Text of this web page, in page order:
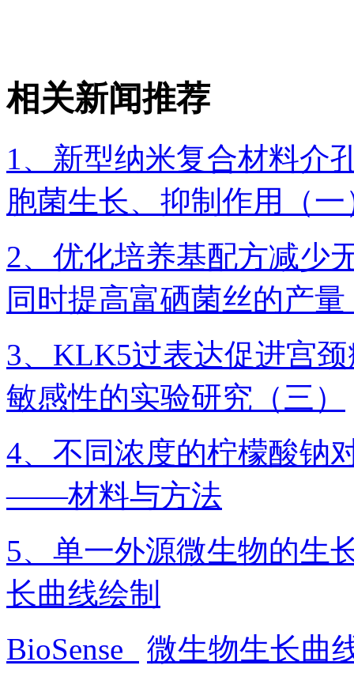
相关新闻推荐
1、新型纳米复合材料介
胞菌生长、抑制作用（一
2、优化培养基配方减少
同时提高富硒菌丝的产
3、​KLK5过表达促进宫
敏感性的实验研究（三）
4、不同浓度的柠檬酸钠
——材料与方法
5、单一外源微生物的
长曲线绘制
BioSense
微生物生长曲